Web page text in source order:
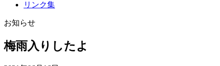
リンク集
お知らせ
梅雨入りしたよ